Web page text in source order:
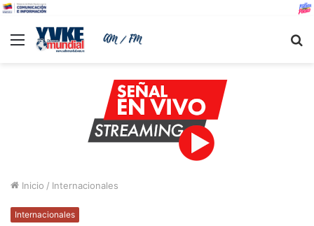
Menu
Inicio / Internacionales
Internacionales